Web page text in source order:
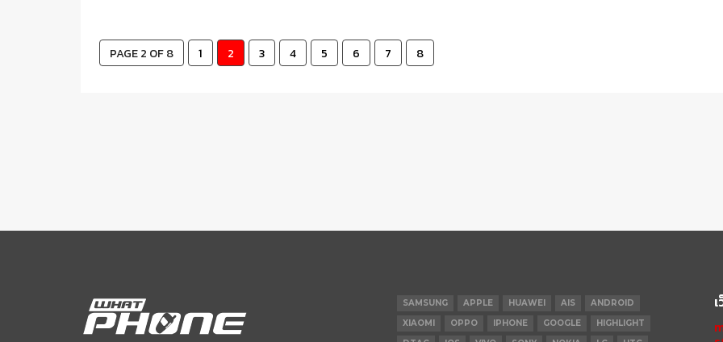
PAGE 2 OF 8 1 2 3 4 5 6 7 8
SAMSUNG APPLE HUAWEI AIS
ANDROID
XIAOMI
OPPO IPHONE GOOGLE
HIGHLIGHT